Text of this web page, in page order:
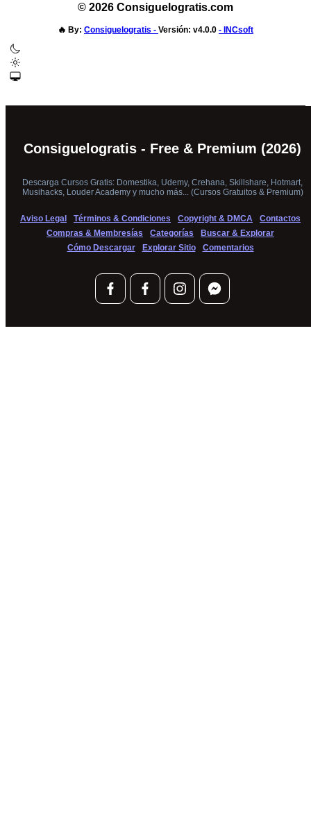
© 2026 Consiguelogratis.com
🔥 By: Consiguelogratis - Versión: v4.0.0 - INCsoft
Consiguelogratis - Free & Premium (2026)
Descarga Cursos Gratis: Domestika, Udemy, Crehana, Skillshare, Hotmart,
Musihacks, Louder Academy y mucho más... (Cursos Gratuitos & Premium)
Aviso Legal Términos & Condiciones Copyright & DMCA
Contactos
Compras & Membresías
Categorías
Buscar & Explorar
Cómo Descargar
Explorar Sitio Comentarios